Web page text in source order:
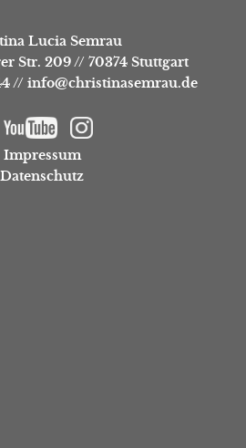
Lucia Semrau
Str. 209// 70374 Stuttgart
// info@christinasemrau.de
Impressum
Datenschutz